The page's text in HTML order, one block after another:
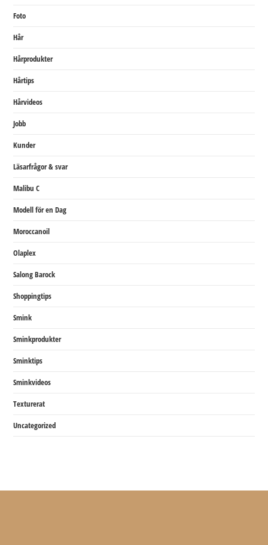
Foto
Hår
Hårprodukter
Hårtips
Hårvideos
Jobb
Kunder
Läsarfrågor & svar
Malibu C
Modell för en Dag
Moroccanoil
Olaplex
Salong Barock
Shoppingtips
Smink
Sminkprodukter
Sminktips
Sminkvideos
Texturerat
Uncategorized